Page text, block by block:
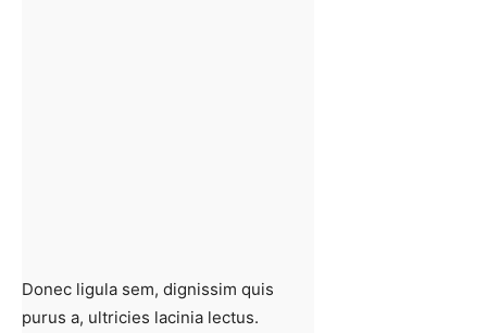
Donec ligula sem, dignissim quis
purus a, ultricies lacinia lectus.